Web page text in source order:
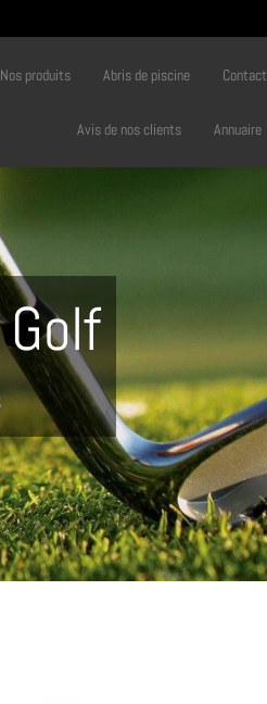
Nos produits Abris de piscine Contact
Avis de nos clients Annuaire